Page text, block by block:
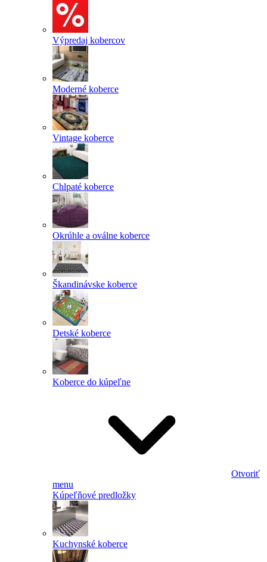
Výpredaj kobercov
Moderné koberce
Vintage koberce
Chlpaté koberce
Okrúhle a oválne koberce
Škandinávske koberce
Detské koberce
Koberce do kúpeľne
Otvoriť
menu
Kúpeľňové predložky
Kuchynské koberce